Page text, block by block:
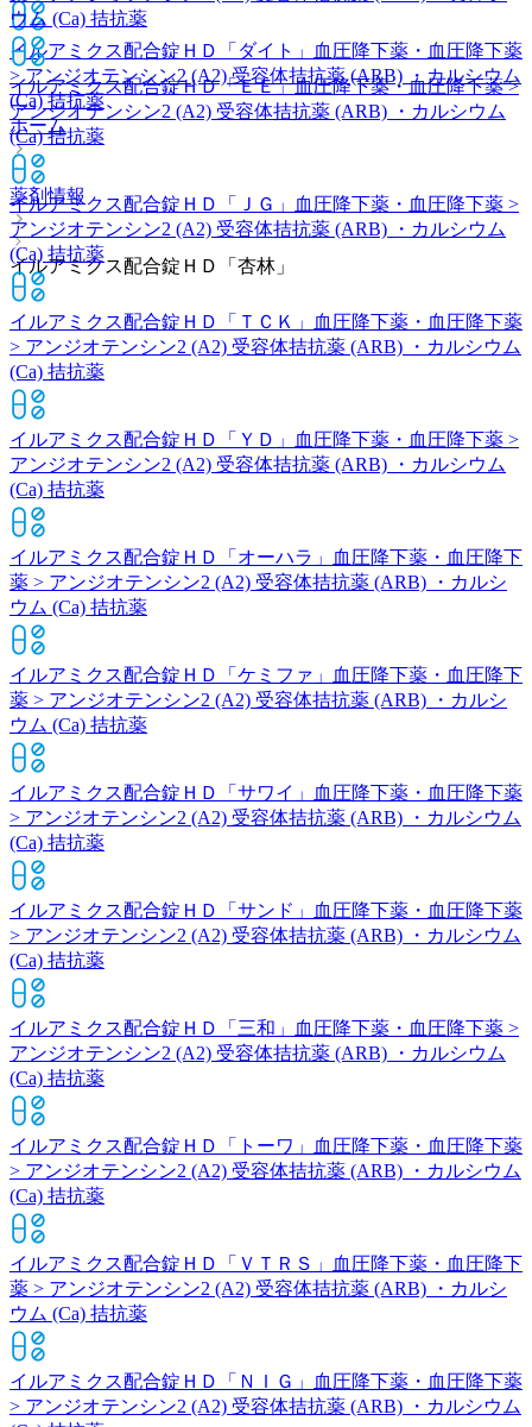
イルアミクス配合錠ＨＤ「ダイト」
血圧降下薬・血圧降下薬
> アンジオテンシン2 (A2) 受容体拮抗薬 (ARB) ・カルシウム
(Ca) 拮抗薬
ホーム
薬剤情報
イルアミクス配合錠ＨＤ「杏林」
ウム (Ca) 拮抗薬
イルアミクス配合錠ＨＤ「ＥＥ」血圧降下薬・血圧降下薬 >
アンジオテンシン2 (A2) 受容体拮抗薬 (ARB) ・カルシウム
(Ca) 拮抗薬
イルアミクス配合錠ＨＤ「ＪＧ」
血圧降下薬・血圧降下薬 >
アンジオテンシン2 (A2) 受容体拮抗薬 (ARB) ・カルシウム
(Ca) 拮抗薬
イルアミクス配合錠ＨＤ「ＴＣＫ」
血圧降下薬・血圧降下薬
> アンジオテンシン2 (A2) 受容体拮抗薬 (ARB) ・カルシウム
(Ca) 拮抗薬
イルアミクス配合錠ＨＤ「ＹＤ」
血圧降下薬・血圧降下薬 >
アンジオテンシン2 (A2) 受容体拮抗薬 (ARB) ・カルシウム
(Ca) 拮抗薬
イルアミクス配合錠ＨＤ「オーハラ」
血圧降下薬・血圧降下
薬 > アンジオテンシン2 (A2) 受容体拮抗薬 (ARB) ・カルシ
ウム (Ca) 拮抗薬
イルアミクス配合錠ＨＤ「ケミファ」
血圧降下薬・血圧降下
薬 > アンジオテンシン2 (A2) 受容体拮抗薬 (ARB) ・カルシ
ウム (Ca) 拮抗薬
イルアミクス配合錠ＨＤ「サワイ」
血圧降下薬・血圧降下薬
> アンジオテンシン2 (A2) 受容体拮抗薬 (ARB) ・カルシウム
(Ca) 拮抗薬
イルアミクス配合錠ＨＤ「サンド」
血圧降下薬・血圧降下薬
> アンジオテンシン2 (A2) 受容体拮抗薬 (ARB) ・カルシウム
(Ca) 拮抗薬
イルアミクス配合錠ＨＤ「三和」
血圧降下薬・血圧降下薬 >
アンジオテンシン2 (A2) 受容体拮抗薬 (ARB) ・カルシウム
(Ca) 拮抗薬
イルアミクス配合錠ＨＤ「トーワ」
血圧降下薬・血圧降下薬
> アンジオテンシン2 (A2) 受容体拮抗薬 (ARB) ・カルシウム
(Ca) 拮抗薬
イルアミクス配合錠ＨＤ「ＶＴＲＳ」
血圧降下薬・血圧降下
薬 > アンジオテンシン2 (A2) 受容体拮抗薬 (ARB) ・カルシ
ウム (Ca) 拮抗薬
イルアミクス配合錠ＨＤ「ＮＩＧ」
血圧降下薬・血圧降下薬
> アンジオテンシン2 (A2) 受容体拮抗薬 (ARB) ・カルシウム